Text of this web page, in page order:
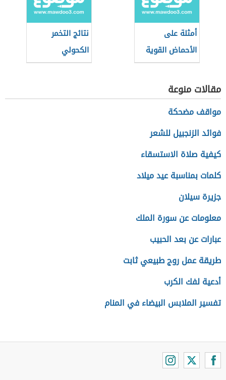
أمثلة على
الأحماض القوية
والضعيفة
نتائج التخمر
الكحولي
مقالات منوعة
مواقف مضحكة
فوائد الزنجبيل للشعر
كيفية صلاة الاستسقاء
كلمات بمناسبة عيد ميلاد
جزيرة سيلان
معلومات عن سورة الملك
عبارات عن بعد الحبيب
طريقة عمل روج طبيعي ثابت
أدعية لفك الكرب
تفسير الملابس البيضاء في المنام